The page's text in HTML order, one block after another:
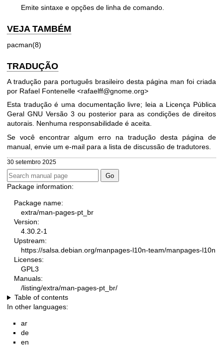
Emite sintaxe e opções de linha de comando.
VEJA TAMBÉM
pacman(8)
TRADUÇÃO
A tradução para português brasileiro desta página man foi criada
por Rafael Fontenelle <rafaelff@gnome.org>
Esta tradução é uma documentação livre; leia a Licença Pública
Geral GNU Versão 3 ou posterior para as condições de direitos
autorais. Nenhuma responsabilidade é aceita.
Se você encontrar algum erro na tradução desta página de
manual, envie um e-mail para a lista de discussão de tradutores
30 setembro 2025
Package information:
Package name:
extra/man-pages-pt_br
Version:
4.30.2-1
Upstream:
https://salsa.debian.org/manpages-l10n-team/manpages-l10n
Licenses:
GPL3
Manuals:
/listing/extra/man-pages-pt_br/
Table of contents
In other languages:
ar
de
en